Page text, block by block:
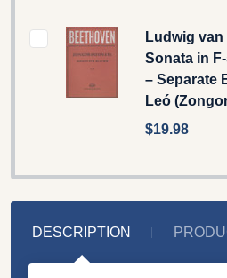
Ludwig
Sonata in
– Separate
Leó
$19.98
DESCRIPTION